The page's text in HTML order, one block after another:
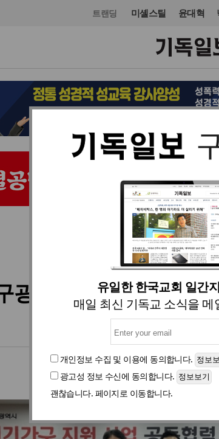
트랜딩 미셸스틸 윤대혁
유일한 한국교회 일간
매일 최신 기독교 소식을
개인정보 수집 및 이용에 동의합니다.
광고성 정보 수신에 동의합니다.
괜찮습니다. 페이지로 이동합니다.
교단/단체 NGO 입력
광역시와 가족돌봄
무협약